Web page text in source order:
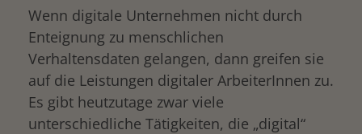
Wenn digitale Unternehmen nicht durch
Enteignung zu menschlichen
Verhaltensdaten gelangen, dann greifen sie
auf die Leistungen digitaler ArbeiterInnen zu.
Es gibt heutzutage zwar viele
unterschiedliche Tätigkeiten, die „digital“